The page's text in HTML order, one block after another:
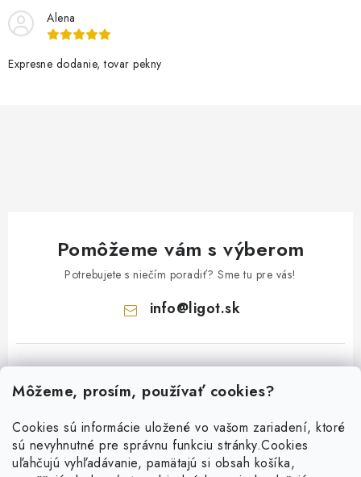
Môžeme, prosím, používať cookies?
Cookies sú informácie uložené vo vašom zariadení, ktoré
sú nevyhnutné pre správnu funkciu stránky.Cookies
uľahčujú vyhľadávanie, pamätajú si obsah košíka,
Alena
Expresne dodanie, tovar pekny
Pomôžeme vám s výberom
Potrebujete s niečím poradiť? Sme tu pre vás!
info@ligot.sk